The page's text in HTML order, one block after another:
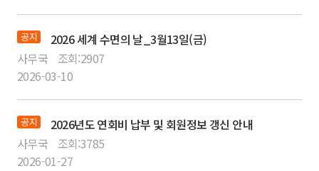
공지
2026 세계 수면의 날_3월13일(금)
사무국
조회:2907
2026-03-10
공지
2026년도 연회비 납부 및 회원정보 갱신 안내
사무국
조회:3785
2026-01-27